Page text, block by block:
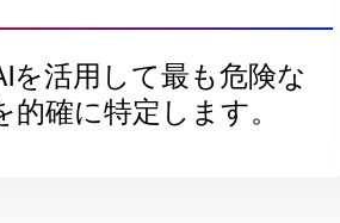
を活用して最も危険な
的確に特定します。